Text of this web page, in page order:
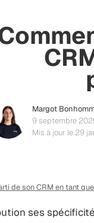
Margot
9 septembre
Mis à jour le 29
de son CRM en tant
ses